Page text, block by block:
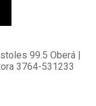
99.5 Oberá |
3764-531233